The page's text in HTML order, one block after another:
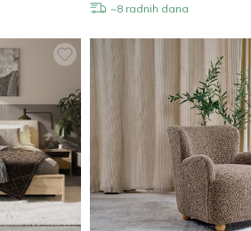
~8 radnih dana